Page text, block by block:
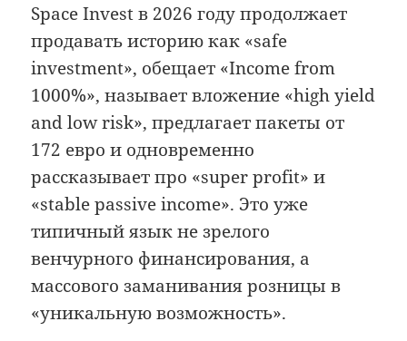
Space Invest в 2026 году продолжает
продавать историю как «safe
investment», обещает «Income from
1000%», называет вложение «high yield
and low risk», предлагает пакеты от
172 евро и одновременно
рассказывает про «super profit» и
«stable passive income». Это уже
типичный язык не зрелого
венчурного финансирования, а
массового заманивания розницы в
«уникальную возможность».